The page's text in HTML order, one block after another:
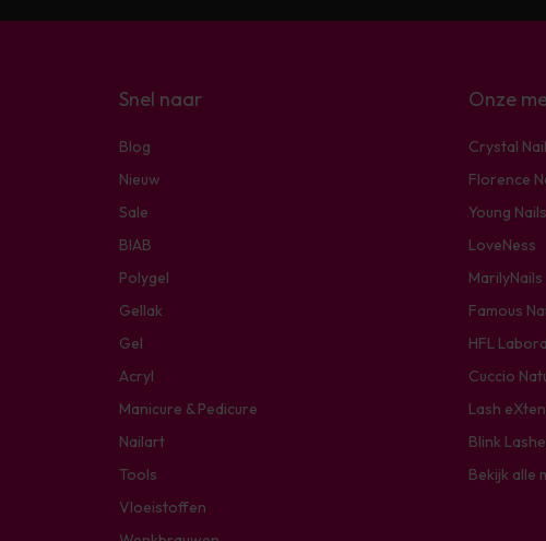
Snel naar
Blog
Nieuw
Sale
BIAB
Polygel
Gellak
Gel
Acryl
Manicure & Pedicure
Nailart
Tools
Vloeistoffen
Onze
Crystal
Florence
Young Nails
LoveNess
MarilyNails
Famous
HFL
Cuccio
Lash
Blink
Bekijk alle